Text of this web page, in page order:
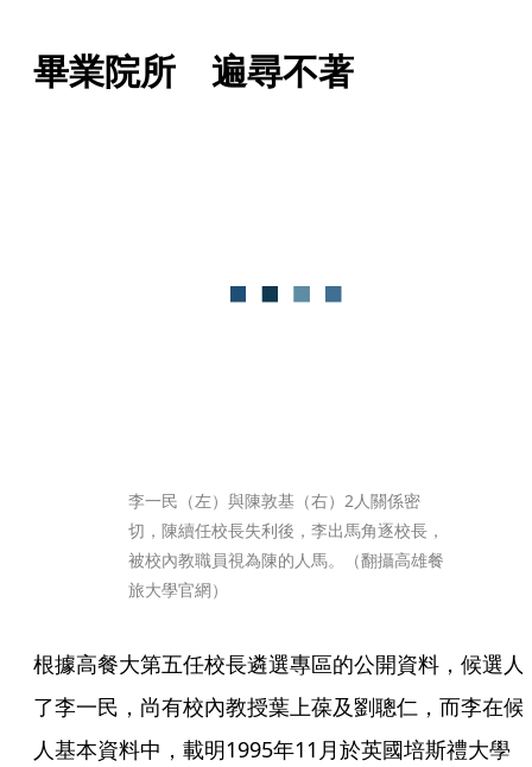
畢業院所　遍尋不著
李一民（左）與陳敦基（右）2人關係密
切，陳續任校長失利後，李出馬角逐校長，
被校內教職員視為陳的人馬。（翻攝高雄餐
旅大學官網）
根據高餐大第五任校長遴選專區的公開資料，候選人
了李一民，尚有校內教授葉上葆及劉聰仁，而李在候
人基本資料中，載明1995年11月於英國培斯禮大學